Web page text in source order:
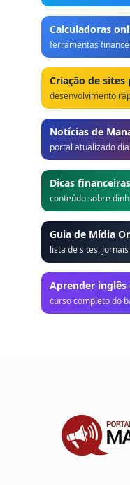
Calculadoras
ferramentas
Criação de
desenvolvimento
Notícias de
portal atualizado
Dicas
conteúdo sobre
Guia de Mídia
lista de sites,
Aprender
curso completo do